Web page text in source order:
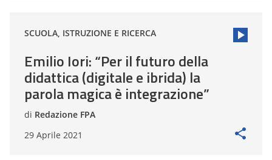
SCUOLA, ISTRUZIONE E RICERCA
Emilio Iori: “Per il futuro della
didattica (digitale e ibrida) la
parola magica è integrazione”
di Redazione FPA
29 Aprile 2021